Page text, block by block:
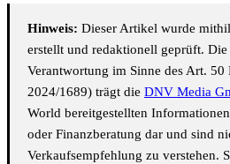
Hinweis: Dieser Artikel wurde
erstellt und redaktionell geprüft.
Verantwortung im Sinne des Art.
2024/1689) trägt die DNV Media
World bereitgestellten
oder Finanzberatung dar und sind
Verkaufsempfehlung zu verstehen.